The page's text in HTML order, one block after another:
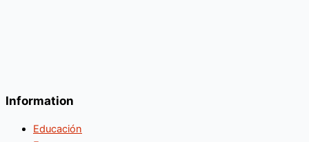
Information
Educación